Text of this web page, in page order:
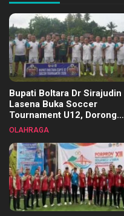
Bupati Boltara Dr Sirajudin
Lasena Buka Soccer
Tournament U12, Dorong
Pembinaan Merata di Setiap
OLAHRAGA